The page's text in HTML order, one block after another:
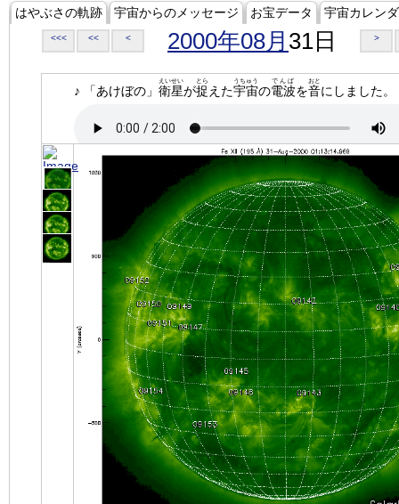
はやぶさの軌跡 宇宙からのメッセージ お宝データ 宇宙カレン
<<< << < 2000年08月 31日 >
♪ 「あけぼの」 衛星
えいせい
が捉
とら
えた宇宙
うちゅう
の電波
でんぱ
を音
おと
にしました。